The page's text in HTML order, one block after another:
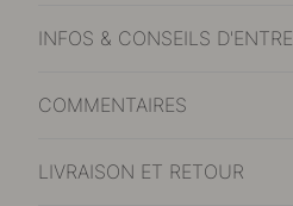
INFOS & CONSEILS
COMMENTAIRES
LIVRAISON ET RETOUR